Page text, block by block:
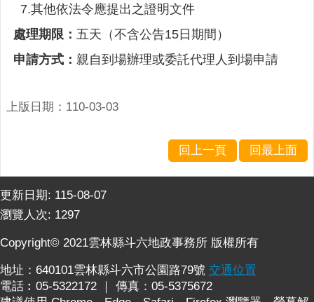
結
廉
政
檢
索
詢
相
關
7.其他依法令應提出之證明文件
處理期限： 五天（不含公告15日期間）
申請方式： 親自到場辦理或委託代理人到場申請
上版日期：110-03-03
回上一頁 回最上面
更新日期: 115-08-07
瀏覽人次: 1297
Copyright© 2021雲林縣斗六地政事務所 版權所有
地址：640101雲林縣斗六市公園路79號 交通位置
電話︰05-5322172 ｜ 傳真：05-5375672